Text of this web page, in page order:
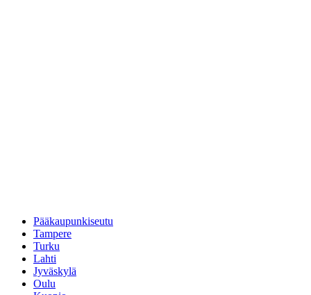
Pääkaupunkiseutu
Tampere
Turku
Lahti
Jyväskylä
Oulu